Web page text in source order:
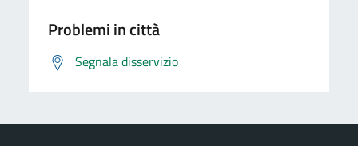
Problemi in città
Segnala disservizio